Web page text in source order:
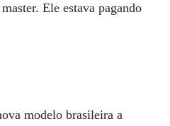
Ele estava pagando
modelo brasileira a